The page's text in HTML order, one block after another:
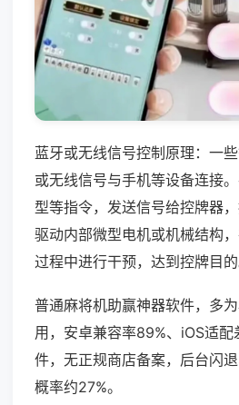
蓝牙或无线信号控制原理：一
或无线信号与手机等设备连接
型等指令，发送信号给控牌器
驱动内部微型电机或机械结构
过程中进行干预，达到控牌目的
普通麻将机助赢神器软件，多
用，安卓兼容率89%、iOS适
件，无正规商店备案，后台闪
概率约27%。